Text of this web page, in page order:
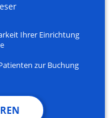
Ihrer Einrichtung
zur Buchung